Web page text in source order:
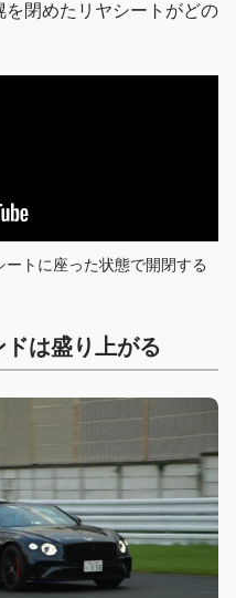
を閉めたリヤシートがどの
トに座った状態で開閉する
は盛り上がる